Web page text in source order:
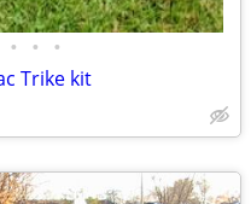
• • •
Trike kit